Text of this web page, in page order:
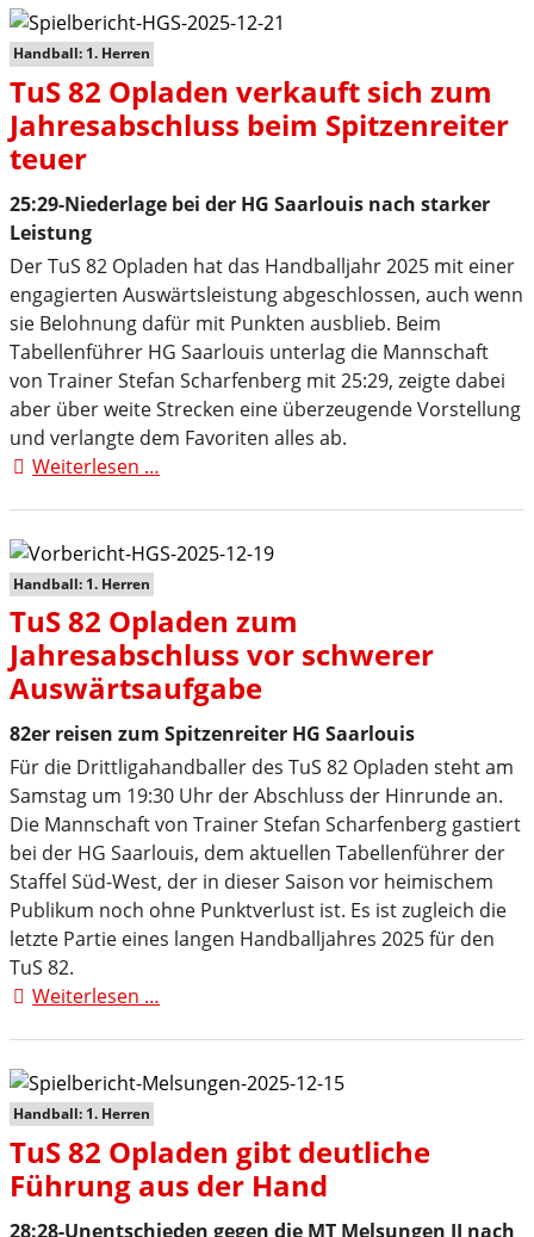
Handball: 1. Herren
TuS 82 Opladen verkauft sich zum
Jahresabschluss beim Spitzenreiter
teuer
25:29-Niederlage bei der HG Saarlouis nach starker
Leistung
Der TuS 82 Opladen hat das Handballjahr 2025 mit einer
engagierten Auswärtsleistung abgeschlossen, auch wenn
sie Belohnung dafür mit Punkten ausblieb. Beim
Tabellenführer HG Saarlouis unterlag die Mannschaft
von Trainer Stefan Scharfenberg mit 25:29, zeigte dabei
aber über weite Strecken eine überzeugende Vorstellung
und verlangte dem Favoriten alles ab.
Weiterlesen …
verkauft
zum
Jahresabschluss
beim
Spitzenreiter
teuer
Handball: 1. Herren
TuS 82 Opladen zum
Jahresabschluss vor schwerer
Auswärtsaufgabe
82er reisen zum Spitzenreiter HG Saarlouis
Für die Drittligahandballer des TuS 82 Opladen steht am
Samstag um 19:30 Uhr der Abschluss der Hinrunde an.
Die Mannschaft von Trainer Stefan Scharfenberg gastiert
bei der HG Saarlouis, dem aktuellen Tabellenführer der
Staffel Süd-West, der in dieser Saison vor heimischem
Publikum noch ohne Punktverlust ist. Es ist zugleich die
letzte Partie eines langen Handballjahres 2025 für den
TuS 82.
Weiterlesen …
zum
vor
schwerer
Auswärtsaufgabe
Handball: 1. Herren
TuS 82 Opladen gibt deutliche
Führung aus der Hand
28:28-Unentschieden gegen die MT Melsungen II nach